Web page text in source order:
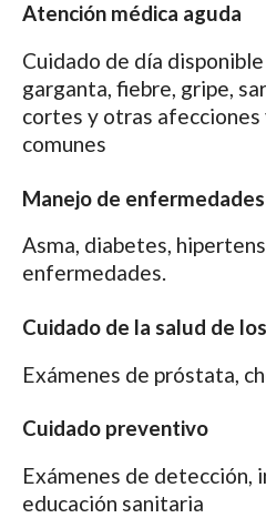
Atención médica aguda
Cuidado de día
garganta, fiebre, gripe,
cortes y otras
comunes
Manejo de
Asma, diabetes,
enfermedades.
Cuidado de la salud de
Exámenes de próstata,
Cuidado preventivo
Exámenes de detección,
educación sanitaria